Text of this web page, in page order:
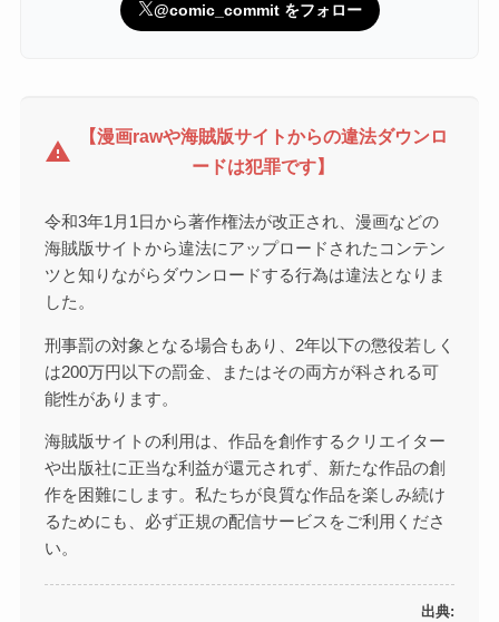
@comic_commit をフォロー
warning
【漫画rawや海賊版サイトからの違法ダウンロ
ードは犯罪です】
令和3年1月1日から著作権法が改正され、漫画などの
海賊版サイトから違法にアップロードされたコンテン
ツと知りながらダウンロードする行為は違法となりま
した。
刑事罰の対象となる場合もあり、2年以下の懲役若しく
は200万円以下の罰金、またはその両方が科される可
能性があります。
海賊版サイトの利用は、作品を創作するクリエイター
や出版社に正当な利益が還元されず、新たな作品の創
作を困難にします。私たちが良質な作品を楽しみ続け
るためにも、必ず正規の配信サービスをご利用くださ
い。
出典: